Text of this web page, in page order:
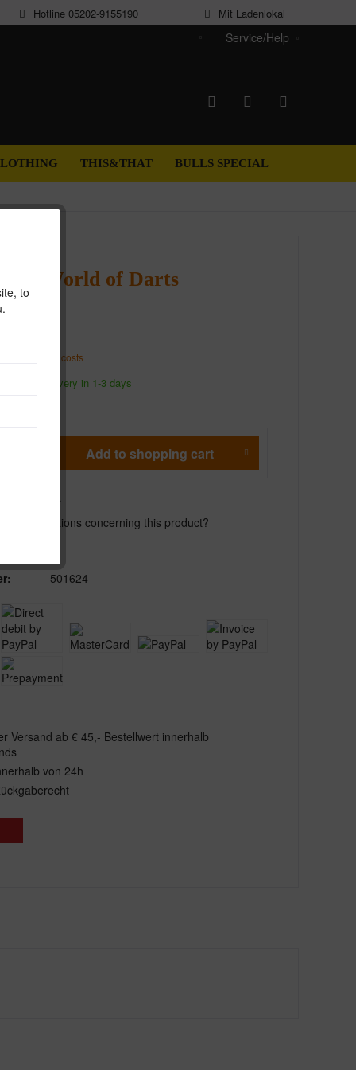
Hotline 05202-9155190 Mit Ladenlokal
Service/Help
THIS&THAT BULLS SPECIAL
to
Mug World of Darts
plus shipping costs
delivery in 1-3 days
Add to shopping cart
Remember
any questions concerning this product?
501624
Versand ab € 45,- Bestellwert innerhalb
von 24h